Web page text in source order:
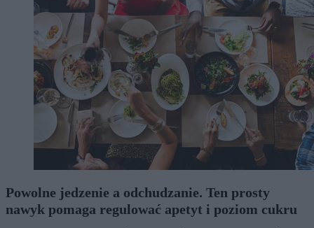
Powolne jedzenie a odchudzanie. Ten prosty
nawyk pomaga regulować apetyt i poziom cukru